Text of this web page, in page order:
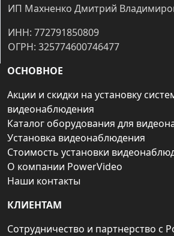
ИП Махненко Дмитрий
ИНН: 772791850809
ОГРН: 325774600746477
ОСНОВНОЕ
Акции и скидки на установку
видеонаблюдения
Каталог оборудования для
Установка видеонаблюдения
Стоимость установки
О компании PowerVideo
Наши контакты
КЛИЕНТАМ
Сотрудничество и партнерство с